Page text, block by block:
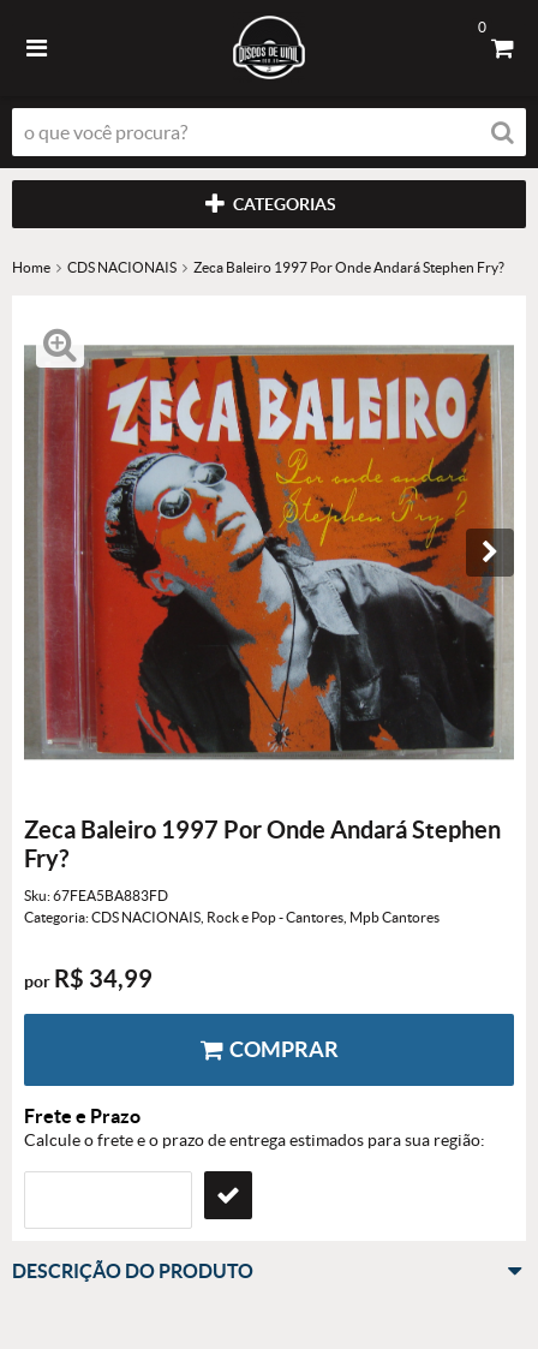
0
CATEGORIAS
Home CDS NACIONAIS Zeca Baleiro 1997 Por Onde Andará Stephen Fry?
Zeca Baleiro 1997 Por Onde Andará Stephen
Fry?
Sku:67FEA5BA883FD
Categoria:CDS NACIONAIS Rock e Pop - Cantores Mpb Cantores
por R$ 34,99
COMPRAR
Frete e Prazo
Calcule o frete e o prazo de entrega estimados para sua região:
DESCRIÇÃO DO PRODUTO